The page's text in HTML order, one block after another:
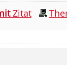
Zitat